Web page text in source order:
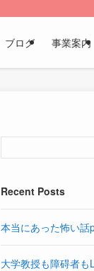
ブログ 事業案内
Recent Posts
本当にあった怖い話
大学教授も障碍者